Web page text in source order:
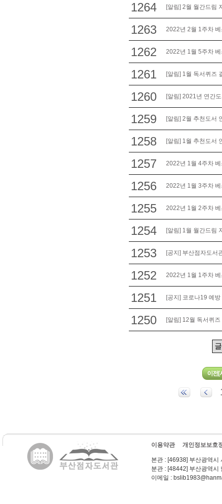
1264 [알림] 2월 월간드림
1263 2022년 2월 1주차
1262 2022년 1월 5주차
1261 [알림] 1월 독서퀴즈
1260 [알림] 2021년 연간
1259 [알림] 2월 추천도서
1258 [알림] 1월 추천도서
1257 2022년 1월 4주차
1256 2022년 1월 3주차
1255 2022년 1월 2주차
1254 [알림] 1월 월간드림
1253 [공지] 부산점자도서
1252 2022년 1월 1주차
1251 [공지] 코로나19 예
1250 [알림] 12월 독서퀴
이용약관 개인정보보호
본관 : [46938] 부산광역
분관 : [48442] 부산광역
이메일 :